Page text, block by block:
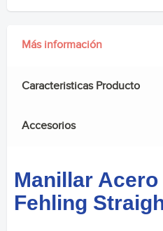
Más información
Caracteristicas Producto
Accesorios
Manillar
Fehling